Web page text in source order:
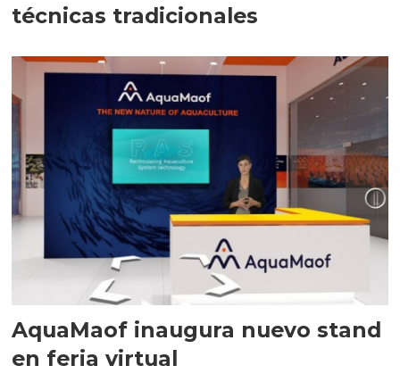
técnicas tradicionales
AquaMaof inaugura nuevo stand
en feria virtual